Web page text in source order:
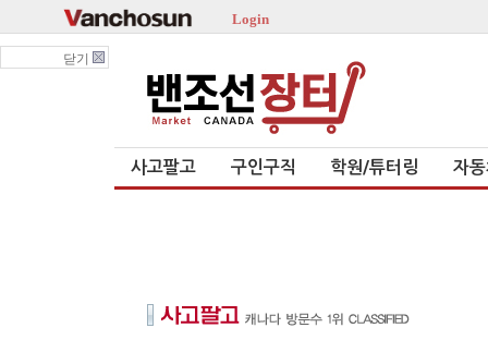
Login
닫기
사고팔고 구인구직 학원/튜터링 자